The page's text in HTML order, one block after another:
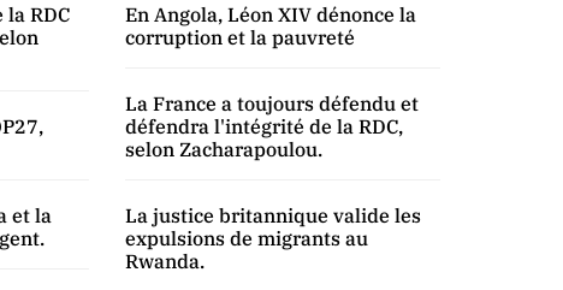
la RDC
et la
En Angola, Léon XIV dénonce la
corruption et la pauvreté
La France a toujours défendu et
défendra l'intégrité de la RDC,
selon Zacharapoulou.
La justice britannique valide les
expulsions de migrants au
Rwanda.